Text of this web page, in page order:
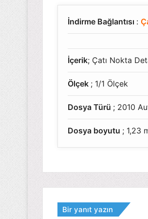
İndirme Bağlantısı :
İçerik; Çatı Nokta
Ölçek ; 1/1 Ölçek
Dosya Türü ; 2010
Dosya boyutu ; 1,23
Bir yanıt yazın